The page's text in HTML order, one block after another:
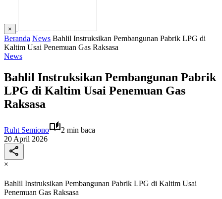
×
Beranda News Bahlil Instruksikan Pembangunan Pabrik LPG di
Kaltim Usai Penemuan Gas Raksasa
News
Bahlil Instruksikan Pembangunan Pabrik
LPG di Kaltim Usai Penemuan Gas
Raksasa
Ruht Semiono
2 min baca
20 April 2026
×
Bahlil Instruksikan Pembangunan Pabrik LPG di Kaltim Usai
Penemuan Gas Raksasa